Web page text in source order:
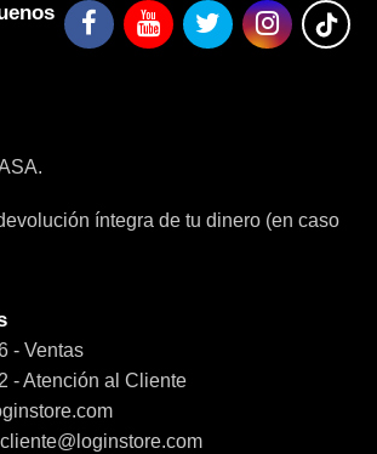
íntegra de tu dinero (en caso
- Ventas
- Atención al Cliente